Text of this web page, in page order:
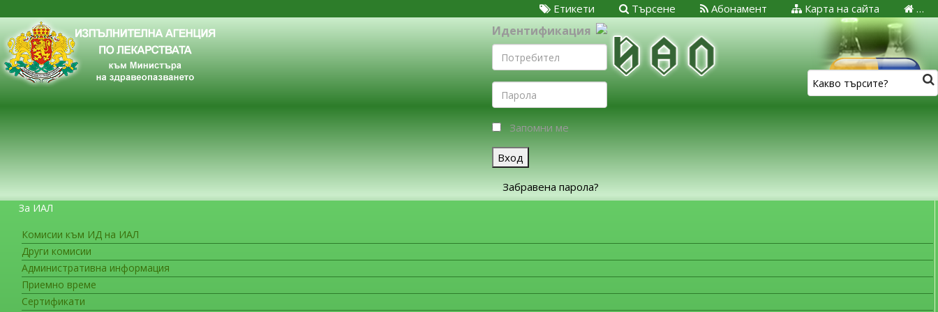
…
Карта на сайта
Абонамент
Търсене
Етикети
Идентификация
Запомни ме
Вход
Забравена парола?
За ИАЛ
Комисии към ИД на ИАЛ
Други комисии
Административна информация
Приемно време
Сертификати
ЗА ГРАЖДАНИТЕ